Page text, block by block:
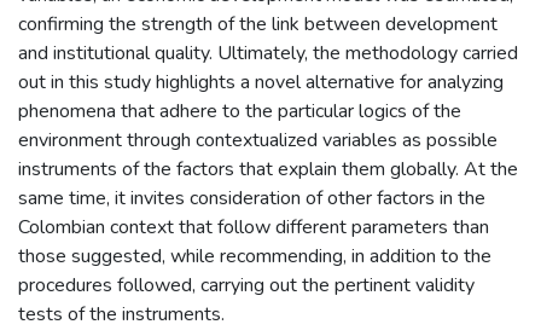
confirming the strength of the link between development
and institutional quality. Ultimately, the methodology carried
out in this study highlights a novel alternative for analyzing
phenomena that adhere to the particular logics of the
environment through contextualized variables as possible
instruments of the factors that explain them globally. At the
same time, it invites consideration of other factors in the
Colombian context that follow different parameters than
those suggested, while recommending, in addition to the
procedures followed, carrying out the pertinent validity
tests of the instruments.